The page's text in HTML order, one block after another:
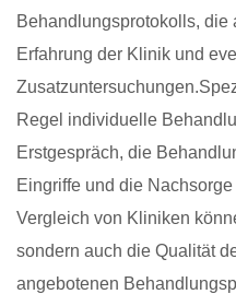
Behandlungsprotokolls, die
Erfahrung der Klinik und
Regel individuelle
Erstgespräch, die
Eingriffe und die
Vergleich von Kliniken
sondern auch die Qualität
angebotenen